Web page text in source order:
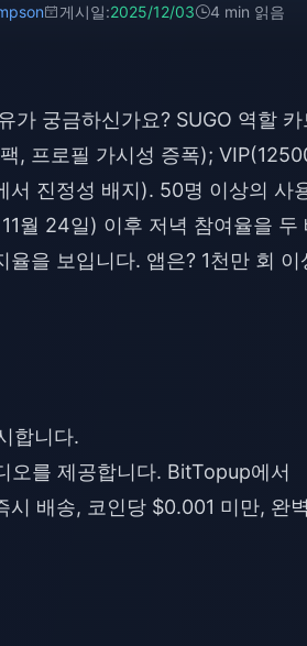
것을 모니터링하세요. (48단어)
게시일:2025/12/03 4 min 읽음
가 궁금하신가요? SUGO 역할 카
, 프로필 가시성 증폭);
서 진정성 배지). 50명 이상의 사
월 24일) 이후 저녁 참여율을 두
을 보입니다. 앱은? 1천만 회 이
합니다.
를 제공합니다. BitTopup에서
배송, 코인당 $0.001 미만, 완